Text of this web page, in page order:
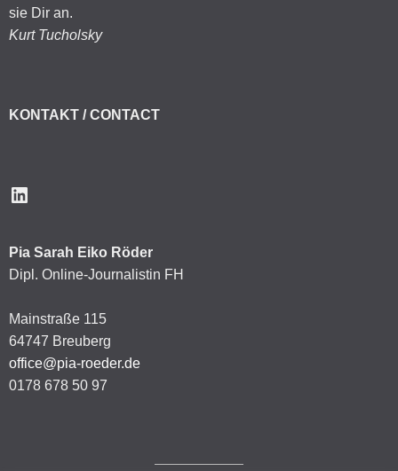
sie Dir an.
Kurt Tucholsky
KONTAKT / CONTACT
LinkedIn
Pia Sarah Eiko Röder
Dipl. Online-Journalistin FH
Mainstraße 115
64747 Breuberg
office@pia-roeder.de
0178 678 50 97